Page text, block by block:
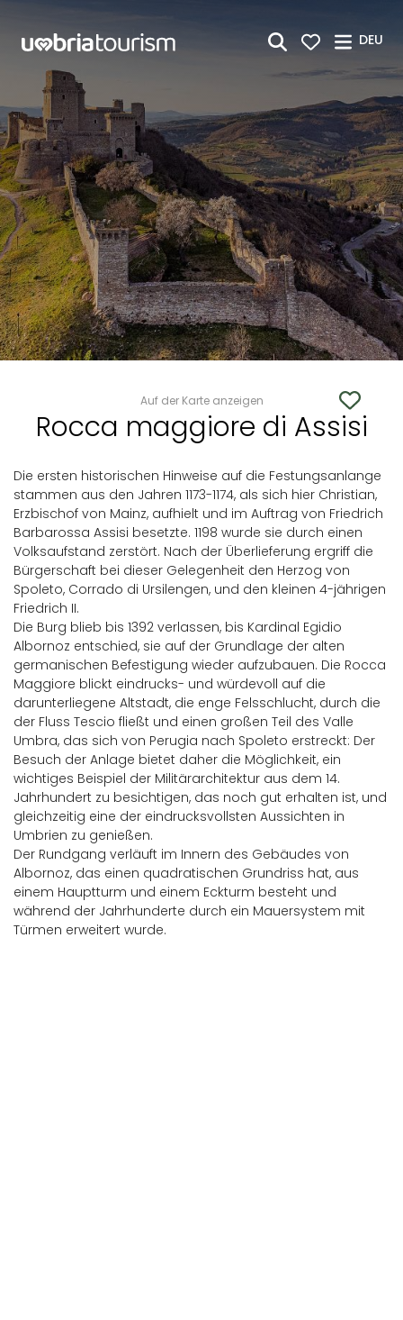
Zum Hauptinhalt springen
DEU
Auf der Karte anzeigen
Rocca maggiore di Assisi
Die ersten historischen Hinweise auf die Festungsanlange
stammen aus den Jahren 1173-1174, als sich hier Christian,
Erzbischof von Mainz, aufhielt und im Auftrag von Friedrich
Barbarossa Assisi besetzte. 1198 wurde sie durch einen
Volksaufstand zerstört. Nach der Überlieferung ergriff die
Bürgerschaft bei dieser Gelegenheit den Herzog von
Spoleto, Corrado di Ursilengen, und den kleinen 4-jährigen
Friedrich II.
Die Burg blieb bis 1392 verlassen, bis Kardinal Egidio
Albornoz entschied, sie auf der Grundlage der alten
germanischen Befestigung wieder aufzubauen. Die Rocca
Maggiore blickt eindrucks- und würdevoll auf die
darunterliegene Altstadt, die enge Felsschlucht, durch die
der Fluss Tescio fließt und einen großen Teil des Valle
Umbra, das sich von Perugia nach Spoleto erstreckt: Der
Besuch der Anlage bietet daher die Möglichkeit, ein
wichtiges Beispiel der Militärarchitektur aus dem 14.
Jahrhundert zu besichtigen, das noch gut erhalten ist, und
gleichzeitig eine der eindrucksvollsten Aussichten in
Umbrien zu genießen.
Der Rundgang verläuft im Innern des Gebäudes von
Albornoz, das einen quadratischen Grundriss hat, aus
einem Hauptturm und einem Eckturm besteht und
während der Jahrhunderte durch ein Mauersystem mit
Türmen erweitert wurde.